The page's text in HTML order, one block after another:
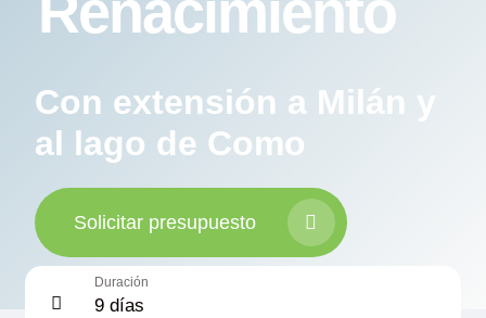
Con extensión a Milán y
al lago de Como
Solicitar presupuesto
Duración
9 días